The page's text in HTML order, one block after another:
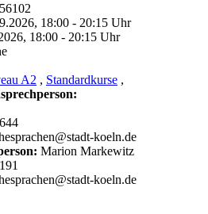
18:00 - 20:15 Uhr
18:00 - 20:15 Uhr
A2 , Standardkurse ,
koeln.de
Marion Markewitz
koeln.de